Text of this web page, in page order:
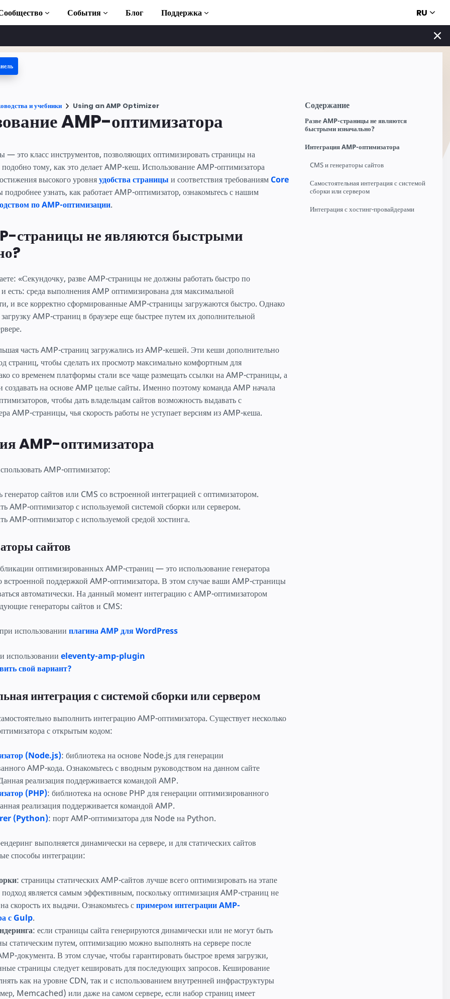
AMP
События Блог Поддержка RU
Содержание
Разве AMP-страницы не являются
быстрыми изначально?
Интеграция AMP-оптимизатора
CMS и генераторы сайтов
Самостоятельная интеграция с системой
сборки или сервером
Интеграция с хостинг-провайдерами
и учебники Using an AMP Optimizer
AMP-оптимизатора
— это класс инструментов, позволяющих оптимизировать страницы на
подобно тому, как это делает AMP-кеш. Использование AMP-оптимизатора
высокого уровняудобства страницы и соответствия требованиям Core
подробнее узнать, как работает AMP-оптимизатор, ознакомьтесь с нашим
по AMP-оптимизации.
страницы не являются быстрыми
«Секундочку, разве AMP-страницы не должны работать быстро по
есть: среда выполнения AMP оптимизирована для максимальной
и все корректно сформированные AMP-страницы загружаются быстро. Однако
AMP-страниц в браузере еще быстрее путем их дополнительной
часть AMP-страниц загружались из AMP-кешей. Эти кеши дополнительно
страниц, чтобы сделать их просмотр максимально комфортным для
со временем платформы стали все чаще размещать ссылки на AMP-страницы, а
создавать на основе AMP целые сайты. Именно поэтому команда AMP начала
чтобы дать владельцам сайтов возможность выдавать с
AMP-страницы, чья скорость работы не уступает версиям из AMP-кеша.
AMP-оптимизатора
AMP-оптимизатор:
генератор сайтов или CMS со встроенной интеграцией с оптимизатором.
AMP-оптимизатор с используемой системой сборки или сервером.
AMP-оптимизатор с используемой средой хостинга.
сайтов
оптимизированных AMP-страниц — это использование генератора
встроенной поддержкой AMP-оптимизатора. В этом случае ваши AMP-страницы
автоматически. На данный момент интеграцию с AMP-оптимизатором
генераторы сайтов и CMS:
использовании плагина AMP для WordPress
использовании eleventy-amp-plugin
свой вариант?
интеграция с системой сборки или сервером
выполнить интеграцию AMP-оптимизатора. Существует несколько
с открытым кодом:
(Node.js): библиотека на основе Node.js для генерации
AMP-кода. Ознакомьтесь с вводным руководством на данном сайте
реализация поддерживается командой AMP.
(PHP): библиотека на основе PHP для генерации оптимизированного
реализация поддерживается командой AMP.
(Python): порт AMP-оптимизатора для Node на Python.
выполняется динамически на сервере, и для статических сайтов
способы интеграции:
: страницы статических AMP-сайтов лучше всего оптимизировать на этапе
является самым эффективным, поскольку оптимизация AMP-страниц не
скорость их выдачи. Ознакомьтесь спримером интеграции AMP-
с Gulp.
: если страницы сайта генерируются динамически или не могут быть
статическим путем, оптимизацию можно выполнять на сервере после
документа. В этом случае, чтобы гарантировать быстрое время загрузки,
страницы следует кешировать для последующих запросов. Кеширование
как на уровне CDN, так и с использованием внутренней инфраструктуры
Memcached) или даже на самом сервере, если набор страниц имеет